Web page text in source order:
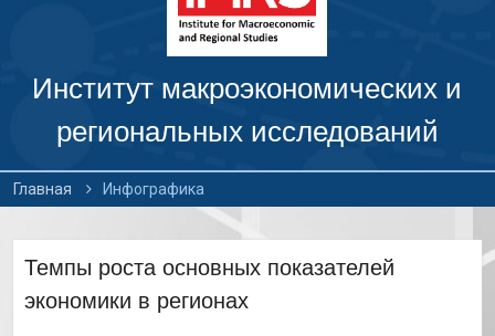
продовольственный рынок
АгроТренды: мировой
#4
Институт макроэкономических и
региональных исследований
Главная Инфографика
Темпы роста основных показателей
экономики в регионах